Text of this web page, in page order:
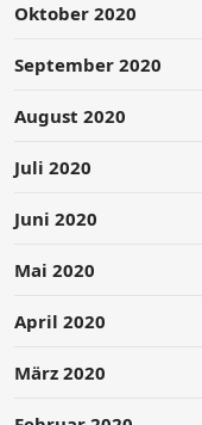
Oktober 2020
September 2020
August 2020
Juli 2020
Juni 2020
Mai 2020
April 2020
März 2020